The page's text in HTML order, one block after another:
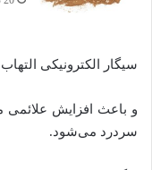
سیگار الکترونیکی التهاب
و باعث افزایش علائمی
سردرد می‌شود.